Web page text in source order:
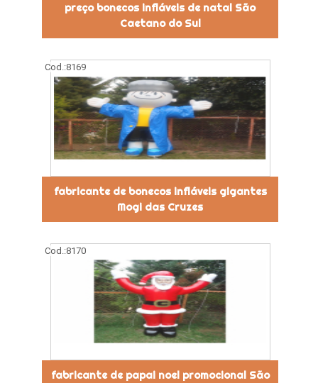
preço bonecos infláveis de natal São
Caetano do Sul
Cod.:8169
fabricante de bonecos infláveis gigantes
Mogi das Cruzes
Cod.:8170
fabricante de papai noel promocional São